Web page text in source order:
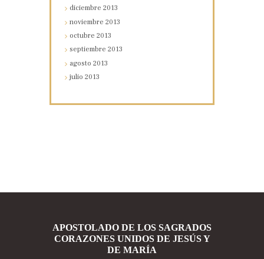
diciembre2013
noviembre2013
octubre2013
septiembre2013
agosto2013
julio2013
APOSTOLADO DE LOS SAGRADOS
CORAZONES UNIDOS DE JESÚS Y
DE MARÍA